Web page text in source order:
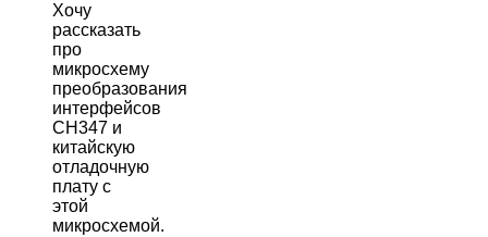
Хочу
рассказать
про
микросхему
преобразования
интерфейсов
CH347 и
китайскую
отладочную
плату с
этой
микросхемой.